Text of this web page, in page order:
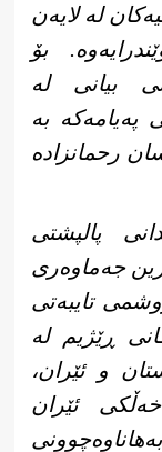
لە لایەن
بۆ
بیانی لە
پەیامەكە بە
رحمانزادە
پالپشتی
جەماوەری
تایبەتی
ڕێژیم لە
و ئێران،
ئێران